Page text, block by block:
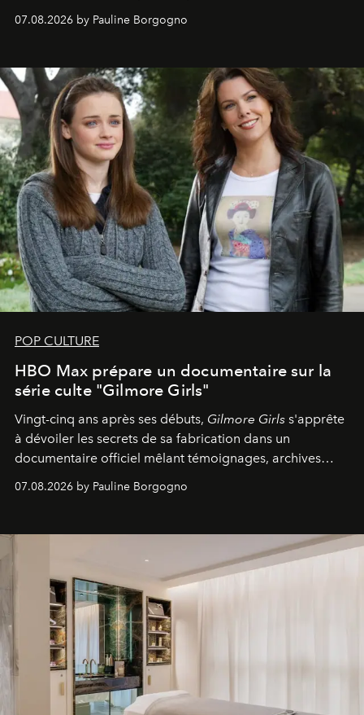
s'arrachent déjà.
07.08.2026 by Pauline Borgogno
POP CULTURE
HBO Max prépare un documentaire sur la
série culte "Gilmore Girls"
Vingt-cinq ans après ses débuts, Gilmore Girls s'apprête
à dévoiler les secrets de sa fabrication dans un
documentaire officiel mêlant témoignages, archives
inédites et plongée dans les coulisses d'un phénomène
générationnel.
07.08.2026 by Pauline Borgogno